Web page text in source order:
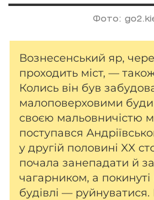
Фото:
Вознесенський яр,
проходить міст, —
Колись він був
малоповерховими
своєю мальовничістю
поступався
у другій половині XX
почала занепадати й
чагарником, а
будівлі — руйнуватися.